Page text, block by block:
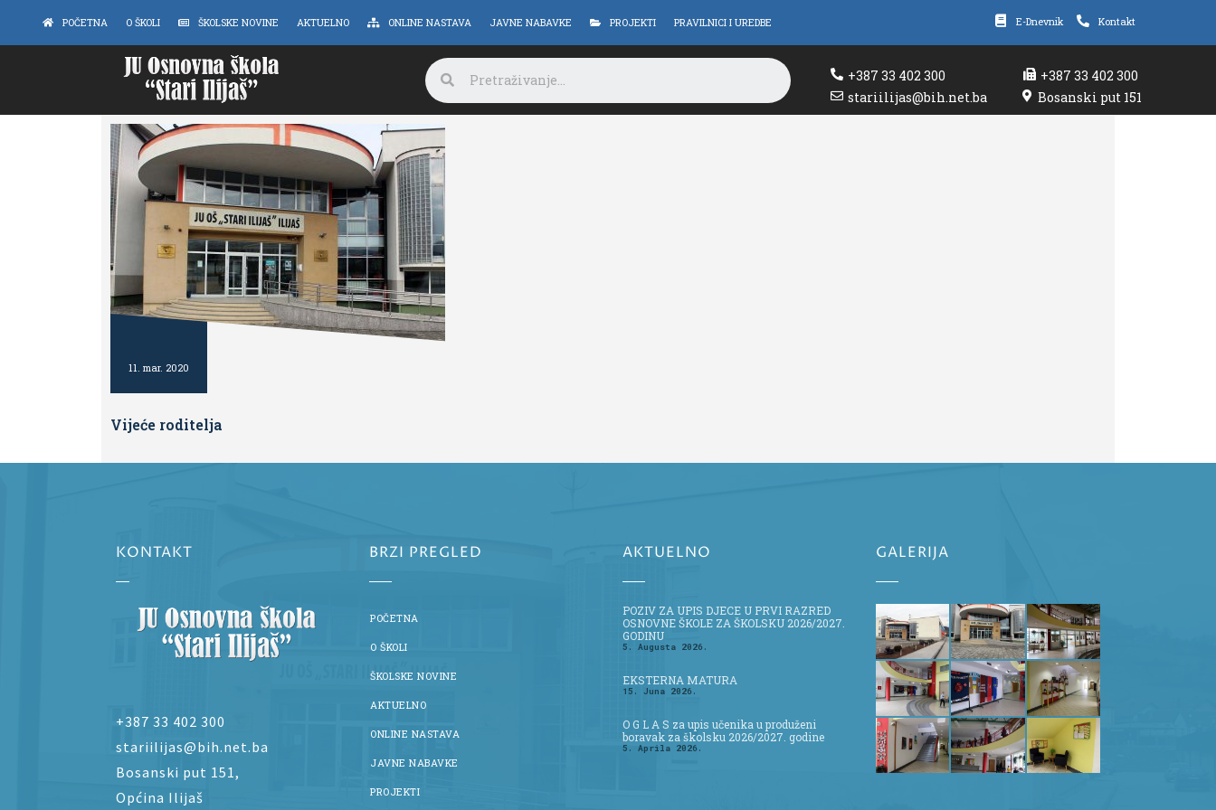
POČETNA O ŠKOLI ŠKOLSKE NOVINE AKTUELNO ONLINE NASTAVA JAVNE NABAVKE PROJEKTI PRAVILNICI I UREDBE E-Dnevnik Kontakt
+387 33 402 300
+387 33 402 300
stariilijas@bih.net.ba
Bosanski put 151
11. mar. 2020
Vijeće roditelja
KONTAKT
+387 33 402 300
stariilijas@bih.net.ba
Bosanski put 151,
Općina Ilijaš
BRZI PREGLED
POČETNA
O ŠKOLI
ŠKOLSKE NOVINE
AKTUELNO
ONLINE NASTAVA
JAVNE NABAVKE
PROJEKTI
AKTUELNO
POZIV ZA UPIS DJECE U PRVI RAZRED
OSNOVNE ŠKOLE ZA ŠKOLSKU 2026/2027.
GODINU
5. Augusta 2026.
EKSTERNA MATURA
15. Juna 2026.
O G L A S za upis učenika u produženi
boravak za školsku 2026/2027. godine
5. Aprila 2026.
GALERIJA